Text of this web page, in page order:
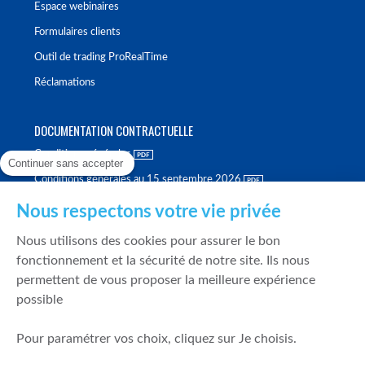
Espace webinaires
Formulaires clients
Outil de trading ProRealTime
Réclamations
DOCUMENTATION CONTRACTUELLE
Conditions générales
Conditions générales au 15 septembre 2026
Politique de meilleure sélection
Politique de durabilité
Fonds de garantie des dépôts et de résolution
Continuer sans accepter
Nous respectons votre vie privée
Nous utilisons des cookies pour assurer le bon
fonctionnement et la sécurité de notre site. Ils nous
permettent de vous proposer la meilleure expérience
possible
Pour paramétrer vos choix, cliquez sur Je choisis.